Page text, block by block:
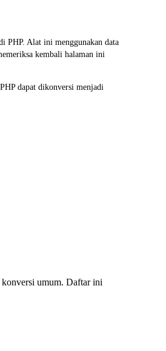
PHP. Alat ini menggunakan data
kembali halaman ini
dapat dikonversi menjadi
umum. Daftar ini